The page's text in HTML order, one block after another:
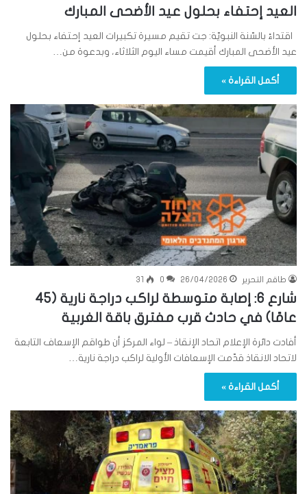
العيد إحتفاء بحلول عيد الأضحى المبارك
اقتداءً بالسّنة النبويّة: جت تقيم مسيرة تكبيرات العيد إحتفاء بحلول
عيد الأضحى المبارك أقيمت مساء اليوم الثلاثاء، وبدعوة من…
أكمل القراءة »
طاقم التحرير 26/04/2026
0
31
شارع 6: إصابة متوسطة لراكب دراجة نارية (45
عامًا) في حادث قرب مفترق باقة الغربية
أفادت دائرة الإعلام اتحاد الإنقاذ – لواء المركز أن طواقم الإسعاف التابعة
لاتحاد الانقاذ قدّمت الإسعافات الأولية لراكب دراجة نارية…
أكمل القراءة »